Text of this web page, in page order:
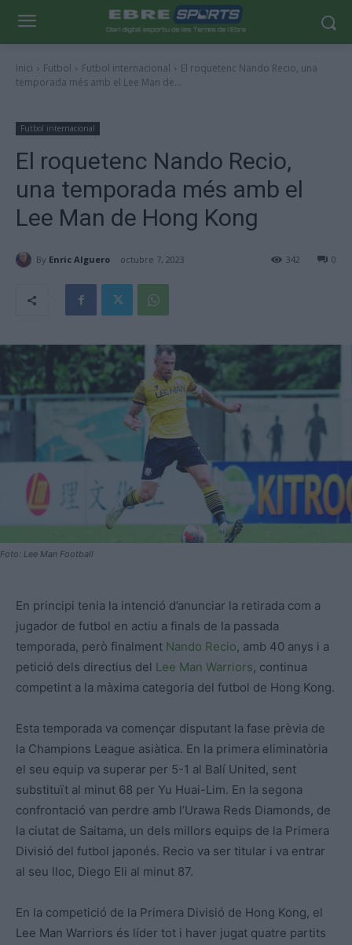
Inici Futbol Futbol internacional
El roquetenc Nando Recio, una
temporada més amb el Lee Man de...
Futbol internacional
El roquetenc Nando Recio,
una temporada més amb el
Lee Man de Hong Kong
By Enric Alguero octubre 7, 2023 0
342
Foto: Lee Man Football
En principi tenia la intenció d’anunciar la retirada com a
jugador de futbol en actiu a finals de la passada
temporada, però finalment Nando Recio, amb 40 anys i a
petició dels directius del Lee Man Warriors, continua
competint a la màxima categoria del futbol de Hong Kong.
Esta temporada va començar disputant la fase prèvia de
la Champions League asiàtica. En la primera eliminatòria
el seu equip va superar per 5-1 al Balí United, sent
substituït al minut 68 per Yu Huai-Lim. En la segona
confrontació van perdre amb l’Urawa Reds Diamonds, de
la ciutat de Saitama, un dels millors equips de la Primera
Divisió del futbol japonés. Recio va ser titular i va entrar
al seu lloc, Diego Eli al minut 87.
En la competició de la Primera Divisió de Hong Kong, el
Lee Man Warriors és líder tot i haver jugat quatre partits